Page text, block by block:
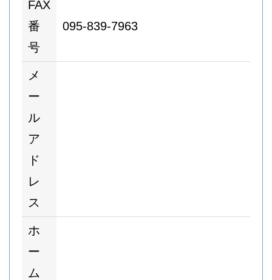
FAX
番
号
095-839-7963
メ
ー
ル
ア
ド
レ
ス
ホ
ー
ム